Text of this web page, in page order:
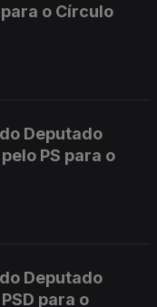
o Círculo
Deputado
PS para o
Deputado
para o